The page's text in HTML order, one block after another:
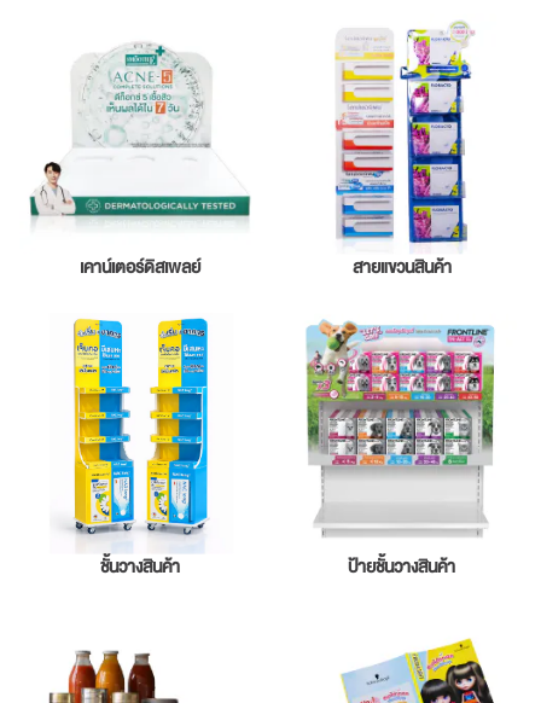
เคาน์เตอร์ดิสเพลย์ สายแขวนสินค้า
ชั้นวางสินค้า ป้ายชั้นวางสินค้า